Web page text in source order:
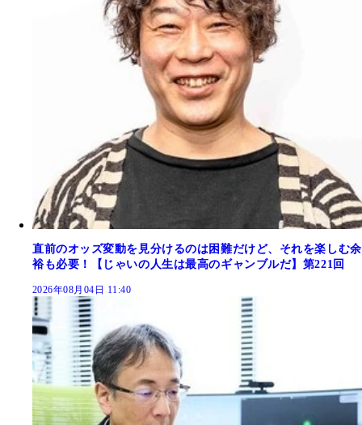
直前のオッズ変動を見分けるのは困難だけど、それを楽しむ余
裕も必要！【じゃいの人生は最高のギャンブルだ】第221回
2026年08月04日 11:40